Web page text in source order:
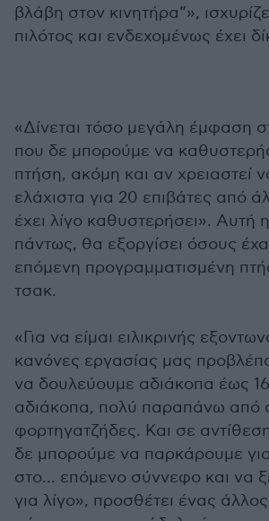
βλάβη στον κινητήρα”»,
πιλότος και ενδεχομένως έχει
«Δίνεται τόσο μεγάλη έμφαση
που δε μπορούμε να
πτήση, ακόμη και αν χρειαστεί
ελάχιστα για 20 επιβάτες από
έχει λίγο καθυστερήσει». Αυτή
πάντως, θα εξοργίσει όσους
επόμενη προγραμματισμένη
τσακ.
«Για να είμαι ειλικρινής
κανόνες εργασίας μας
να δουλεύουμε αδιάκοπα έως
αδιάκοπα, πολύ παραπάνω από
φορτηγατζήδες. Και σε
δε μπορούμε να παρκάρουμε για
στο... επόμενο σύννεφο και να
για λίγο», προσθέτει ένας